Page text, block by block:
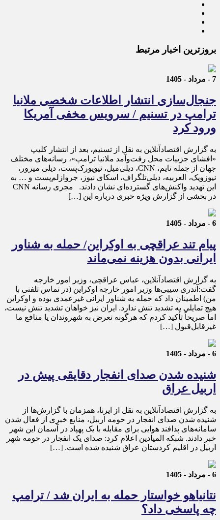
بروزترین اخبار مرتبط
7 - مرداد - 1405
جنجال‌سازی انتشار اطلاعات شخصی ملانیا
ترامپ در تسنیم / سرویس مخفی آمریکا
ورود کرد
به گزارش اقتصادآنلاین به نقل از تسنیم، بعد از انتشار کلیپ
«افشای جزییات محل رفت‌وآمد ملانیا ترامپ»، رسانه‌های مختلف
جهان از جمله تایم، CNN، دیلی‌میل، نیویورک‌پست، دیلی میرور،
نیوزویک، العربیه، دیلی‌تلگراف، اسکای نیوز، جروازلم‌پست و … به
این تهدید واکنش‌های گسترده‌ای نشان دادند. مجری رسانه CNN
در بخشی از گزارش ویژه خبری درباره این […]
6 - مرداد - 1405
پیام تند عراقچی به اوکراین/ حمله به شناور
ایرانی بدون هزینه نمی‌ماند
به گزارش اقتصادآنلاین، عباس عراقچی، وزیر امور خارجه
گفت:آندری سیبی‌ها وزیر امور خارجه اوکراین (در تماس تلفنی با
من) اطمینان داد که حمله به شناور ایرانی غیرعمدی بوده و اوکراین
هیچ تمایلی به تشدید تنش ندارد. ایران نیز خواهان تشدید تنش نیست،
اما صریحاً تأکید کردم که هرگونه تعرض به شهروندان یا منافع ما
غیرقابل‌قبول […]
6 - مرداد - 1405
شنیده شدن صدای انفجار دقایقی پیش در
اربیل عراق
به گزارش اقتصادآنلاین به نقل از ایرنا، همزمان با گزارش‌ها از
شنیده شدن صدای انفجار در حومه اربیل، منابع خبری از فعال شدن
سامانه‌های پدافند هوایی برای مقابله با یک پهپاد در آسمان این شهر
خبر دادند. شبکه المیادین اعلام کرد: صدای یک انفجار در حومه شهر
اربیل در اقلیم کردستان عراق شنیده شده است. […]
6 - مرداد - 1405
نتانیاهو خواستار حمله به ایران شد / ترامپ
چه پاسخی داد؟